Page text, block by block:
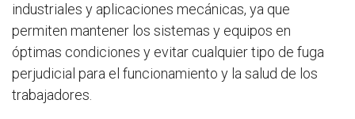
industriales y aplicaciones mecánicas, ya que
permiten mantener los sistemas y equipos en
óptimas condiciones y evitar cualquier tipo de fuga
perjudicial para el funcionamiento y la salud de los
trabajadores.